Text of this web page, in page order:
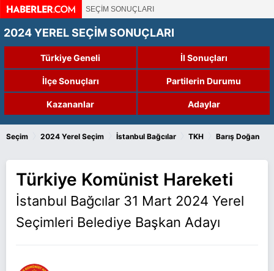
SEÇİM SONUÇLARI
2024 YEREL SEÇİM SONUÇLARI
Türkiye Geneli İl Sonuçları
İlçe Sonuçları Partilerin Durumu
Kazananlar Adaylar
Seçim 2024 Yerel Seçim İstanbul Bağcılar TKH Barış Doğan
Türkiye Komünist Hareketi
İstanbul Bağcılar 31 Mart 2024 Yerel
Seçimleri Belediye Başkan Adayı